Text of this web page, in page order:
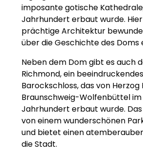
imposante gotische Kathedrale,
Jahrhundert erbaut wurde.
prächtige Architektur
über die Geschichte des Doms
Neben dem Dom gibt es auch
Richmond, ein beeindruckendes
Barockschloss, das von Herzog
Braunschweig-Wolfenbüttel im
Jahrhundert erbaut wurde. Das
von einem wunderschönen
und bietet einen
die Stadt.